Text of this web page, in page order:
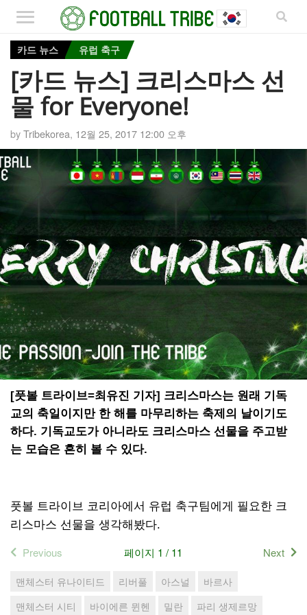
카드 뉴스 유럽 축구
[카드 뉴스] 크리스마스 선
물 for Everyone!
byTribekorea, 12월 25, 2017 12:00 오후
[풋볼 트라이브=최유진 기자] 크리스마스는 원래 기독
교의 축일이지만 한 해를 마무리하는 축제의 날이기도
하다. 기독교도가 아니라도 크리스마스 선물을 주고받
는 모습은 흔히 볼 수 있다.
풋볼 트라이브 코리아에서 유럽 축구팀에게 필요한 크
리스마스 선물을 생각해봤다.
Previous 페이지 1 / 11 Next
맨체스터 유나이티드 리버풀 아스널
바르사
맨체스터 시티
바이에른 뮌헨 밀란 파리 생제르망